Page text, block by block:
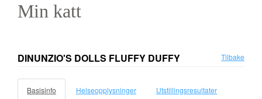
Min katt
DINUNZIO'S DOLLS FLUFFY DUFFY Tilbake
Basisinfo Helseopplysninger Utstillingsresultater